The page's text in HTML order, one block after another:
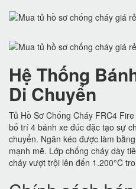
Hệ Thống
Di Chuyển
Tủ Hồ Sơ Chống Cháy FRC4
bố trí 4 bánh xe đúc đặc tạo sự
chuyển. Ngăn kéo được làm
mạnh mẽ. Lớp chống cháy dày
cháy vượt trội lên đến 1.200°C